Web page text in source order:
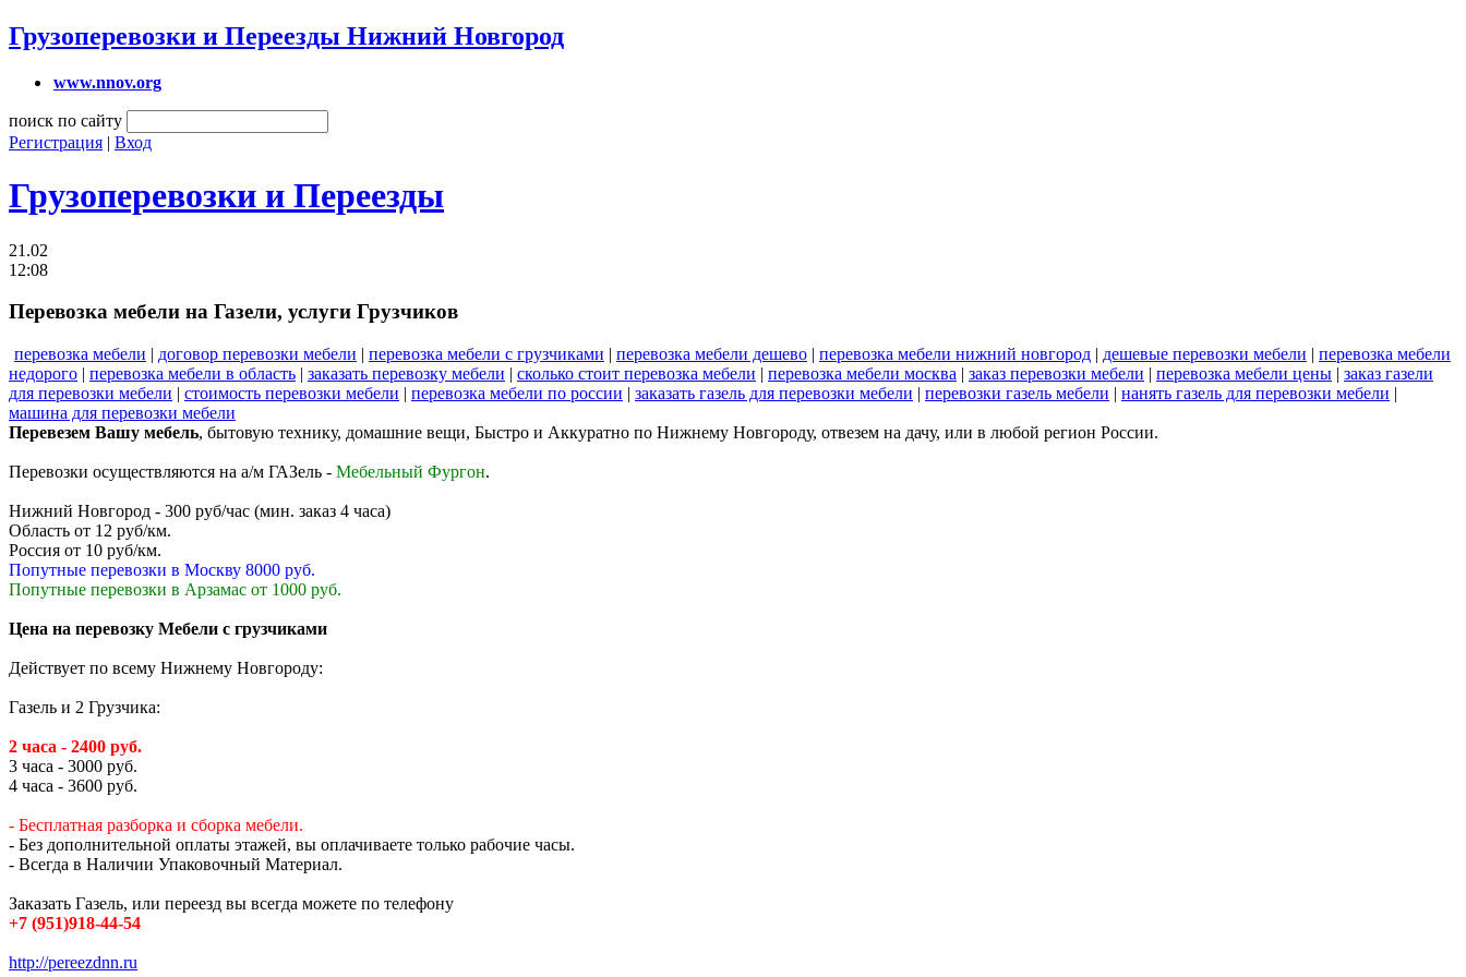
Грузоперевозки и Переезды Нижний Новгород
www.nnov.org
поиск по сайту
Регистрация | Вход
Грузоперевозки и Переезды
21.02
12:08
Перевозка мебели на Газели, услуги Грузчиков
перевозка мебели | договор перевозки мебели | перевозка мебели с грузчиками | перевозка мебели дешево | перевозка мебели нижний новгород | дешевые перевозки мебели | перевозка мебели
недорого | перевозка мебели в область | заказать перевозку мебели | сколько стоит перевозка мебели | перевозка мебели москва | заказ перевозки мебели | перевозка мебели цены | заказ газели
для перевозки мебели | стоимость перевозки мебели | перевозка мебели по россии | заказать газель для перевозки мебели | перевозки газель мебели | нанять газель для перевозки мебели |
машина для перевозки мебели
Перевезем Вашу мебель, бытовую технику, домашние вещи, Быстро и Аккуратно по Нижнему Новгороду, отвезем на дачу, или в любой регион России.
Перевозки осуществляются на а/м ГАЗель - Мебельный Фургон.
Нижний Новгород - 300 руб/час (мин. заказ 4 часа)
Область от 12 руб/км.
Россия от 10 руб/км.
Попутные перевозки в Москву 8000 руб.
Попутные перевозки в Арзамас от 1000 руб.
Цена на перевозку Мебели с грузчиками
Действует по всему Нижнему Новгороду:
Газель и 2 Грузчика:
2 часа - 2400 руб.
3 часа - 3000 руб.
4 часа - 3600 руб.
- Бесплатная разборка и сборка мебели.
- Без дополнительной оплаты этажей, вы оплачиваете только рабочие часы.
- Всегда в Наличии Упаковочный Материал.
Заказать Газель, или переезд вы всегда можете по телефону
+7 (951)918-44-54
http://pereezdnn.ru